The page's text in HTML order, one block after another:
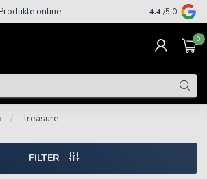
online Kostenloser
€
4.4 /5.0
0
/ Treasure
FILTER